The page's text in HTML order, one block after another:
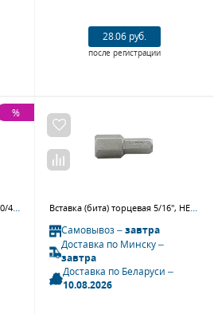
28.06 руб.
после регистрации
%
Самовывоз –завтра
Доставка по Минску –
завтра
Доставка по Беларуси –
10.08.2026